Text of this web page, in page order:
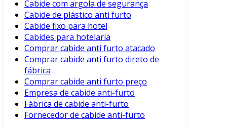
Cabide com argola de segurança
Cabide de plástico anti furto
Cabide fixo para hotel
Cabides para hotelaria
Comprar cabide anti furto atacado
Comprar cabide anti furto direto de
fábrica
Comprar cabide anti furto preço
Empresa de cabide anti-furto
Fábrica de cabide anti-furto
Fornecedor de cabide anti-furto